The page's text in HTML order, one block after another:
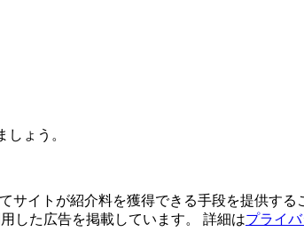
ょう。
サイトが紹介料を獲得できる手段を提供す
した広告を掲載しています。 詳細はプライ